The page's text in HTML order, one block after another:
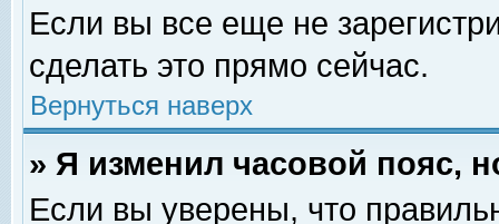
Если вы все еще не
сделать это прямо сейчас.
Вернуться наверх
» Я изменил часовой пояс,
Если вы уверены, что